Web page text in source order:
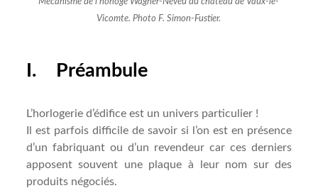
Vicomte. Photo F. Simon-Fustier.
I. Préambule
L’horlogerie d’édifice est un univers particulier !
Il est parfois difficile de savoir si l’on est en présence
d’un fabriquant ou d’un revendeur car ces derniers
apposent souvent une plaque à leur nom sur des
produits négociés.